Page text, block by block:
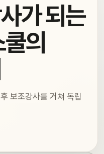
가 되는
의
보조강사를 거쳐 독립